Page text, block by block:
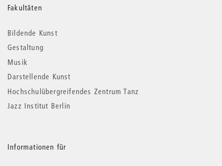
Weitere
Informationen
Fakultäten
Bildende Kunst
Gestaltung
Musik
Darstellende Kunst
Hochschulübergreifendes Zentrum Tanz
Jazz Institut Berlin
Informationen für